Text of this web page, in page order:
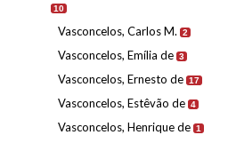
10
Vasconcelos, Carlos M. 2
Vasconcelos, Emília de 3
Vasconcelos, Ernesto de 17
Vasconcelos, Estêvão de 4
Vasconcelos, Henrique de 1